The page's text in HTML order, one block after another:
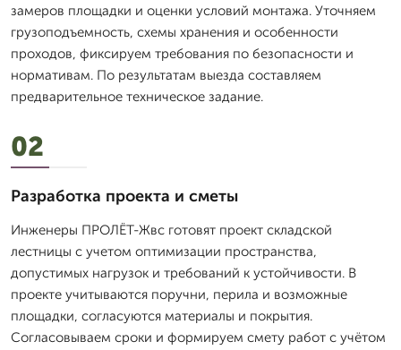
замеров площадки и оценки условий монтажа. Уточняем
грузоподъемность, схемы хранения и особенности
проходов, фиксируем требования по безопасности и
нормативам. По результатам выезда составляем
предварительное техническое задание.
02
Разработка проекта и сметы
Инженеры ПРОЛЁТ-Жвс готовят проект складской
лестницы с учетом оптимизации пространства,
допустимых нагрузок и требований к устойчивости. В
проекте учитываются поручни, перила и возможные
площадки, согласуются материалы и покрытия.
Согласовываем сроки и формируем смету работ с учётом